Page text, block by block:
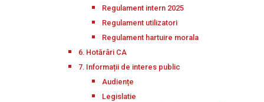
Regulament intern 2025
Regulament utilizatori
Regulament hartuire morala
6. Hotărâri CA
7. Informații de interes public
Audiențe
Legislatie